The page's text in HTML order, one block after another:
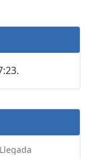
Llegada